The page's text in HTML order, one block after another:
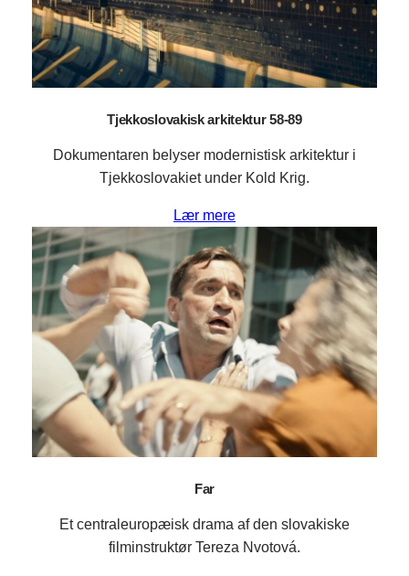
Tjekkoslovakisk arkitektur 58-89
Dokumentaren belyser modernistisk arkitektur i
Tjekkoslovakiet under Kold Krig.
Lær mere
Far
Et centraleuropæisk drama af den slovakiske
filminstruktør Tereza Nvotová.